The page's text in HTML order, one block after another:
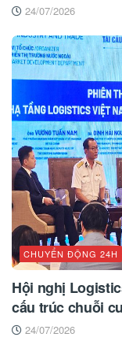
24/07/2026
CHUYỂN ĐỘNG 24H
Hội nghị
cấu trúc chuỗi
24/07/2026